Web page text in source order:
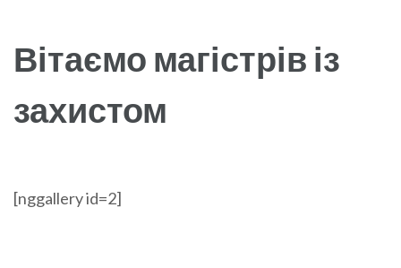
Вітаємо магістрів із
захистом
[nggallery id=2]